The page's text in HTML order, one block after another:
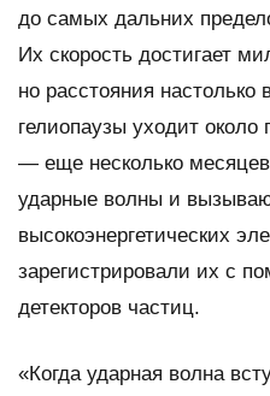
до самых дальних
Их скорость достигает
но расстояния настолько
гелиопаузы уходит около
— еще несколько
ударные волны и
высокоэнергетических
зарегистрировали их с
детекторов частиц.
«Когда ударная волна